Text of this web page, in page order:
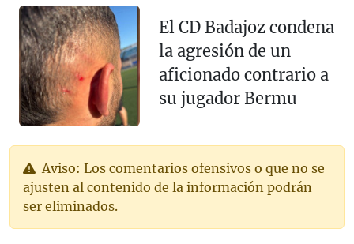
El CD Badajoz condena
la agresión de un
aficionado contrario a
su jugador Bermu
Aviso: Los comentarios ofensivos o que no se
ajusten al contenido de la información podrán
ser eliminados.